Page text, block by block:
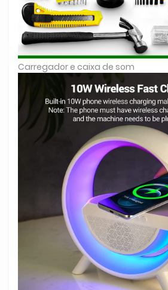
Carregador e caixa de som